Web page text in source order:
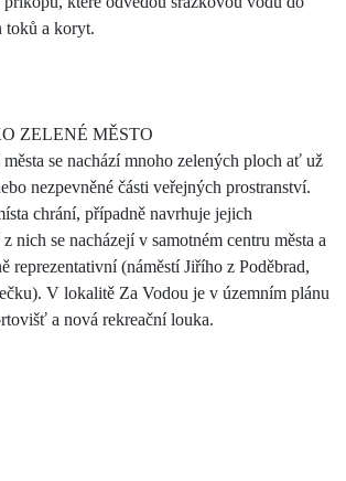
toků a koryt.
ZELENÉ MĚSTO
se nachází mnoho zelených ploch ať už
nezpevněné části veřejných prostranství.
chrání, případně navrhuje jejich
nich se nacházejí v samotném centru města a
reprezentativní (náměstí Jiřího z Poděbrad,
V lokalitě Za Vodou je v územním plánu
a nová rekreační louka.